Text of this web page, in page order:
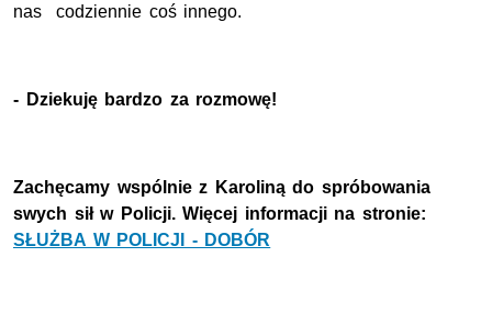
nas codziennie coś innego.
- Dziekuję bardzo za rozmowę!
Zachęcamy wspólnie z Karoliną do spróbowania
swych sił w Policji. Więcej informacji na stronie:
SŁUŻBA W POLICJI - DOBÓR